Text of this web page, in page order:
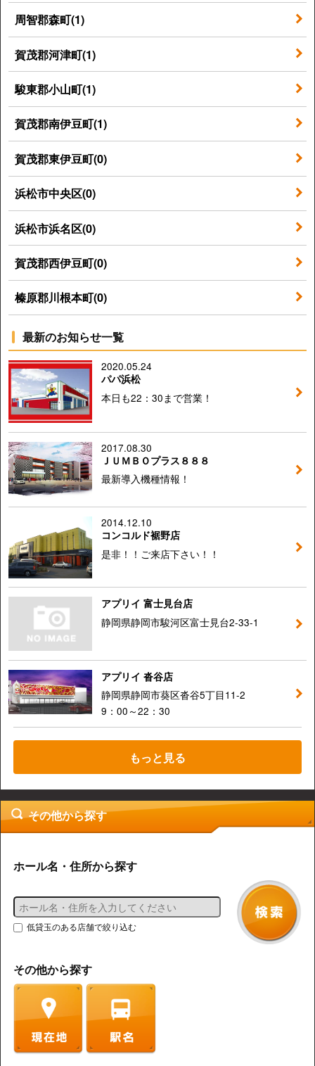
周智郡森町(1)
賀茂郡河津町(1)
駿東郡小山町(1)
賀茂郡南伊豆町(1)
賀茂郡東伊豆町(0)
浜松市中央区(0)
浜松市浜名区(0)
賀茂郡西伊豆町(0)
榛原郡川根本町(0)
最新のお知らせ一覧
2020.05.24
パパ浜松
本日も22：30まで営業！
2017.08.30
ＪＵＭＢＯプラス８８８
最新導入機種情報！
2014.12.10
コンコルド裾野店
是非！！ご来店下さい！！
アプリイ 富士見台店
静岡県静岡市駿河区富士見台2-33-1
アプリイ 沓谷店
静岡県静岡市葵区沓谷5丁目11-2
9：00～22：30
もっと見る
その他から探す
ホール名・住所から探す
低貸玉のある店舗で絞り込む
その他から探す